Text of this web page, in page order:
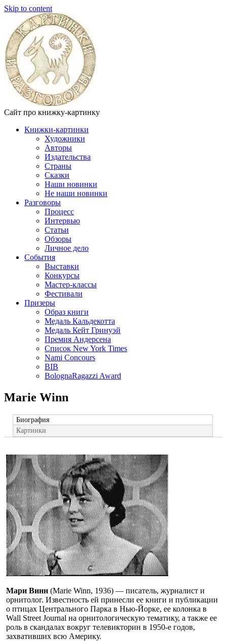
Skip to content
Сайт про книжку-картинку
Книжки-картинки
Художники
Авторы
Издательства
Страны
Сказки
Наши новинки
Не наши новинки
Разговоры
Процесс
Интервью
Статьи
Обзоры
Личное дело
События
Выставки
Конкурсы
Мастер-классы
Фестивали
Призеры
Образ книги
Медаль Кальдекотта
Медаль Кейт Гринуэй
Премия Андерсена
Список New York Times
Nami Concours
BIB
BolognaRagazzi Award
Marie Winn
Биография
Картинки
Мари Винн (Marie Winn, 1936) — писатель, журналист и
орнитолог. Известность ей принесли ее книги и публикации
о птицах Центрального Парка в Нью-Йорке, ее колонка в
Wall Street Journal на орнитологическую тематику, а также ее
роль в скандалах вокруг телевикторин в 1950-е годов,
захвативших всю Америку.